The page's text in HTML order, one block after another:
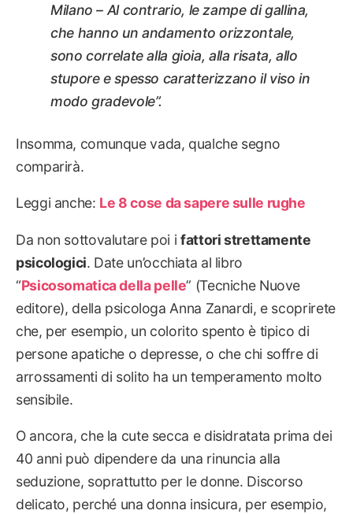
Milano – Al contrario, le zampe di gallina,
che hanno un andamento orizzontale,
sono correlate alla gioia, alla risata, allo
stupore e spesso caratterizzano il viso in
modo gradevole”.
Insomma, comunque vada, qualche segno
comparirà.
Leggi anche: Le 8 cose da sapere sulle rughe
Da non sottovalutare poi ifattori strettamente
psicologici. Date un’occhiata al libro
“Psicosomatica della pelle” (Tecniche Nuove
editore), della psicologa Anna Zanardi, e scoprirete
che, per esempio, un colorito spento è tipico di
persone apatiche o depresse, o che chi soffre di
arrossamenti di solito ha un temperamento molto
sensibile.
O ancora, che la cute secca e disidratata prima dei
40 anni può dipendere da una rinuncia alla
seduzione, soprattutto per le donne. Discorso
delicato, perché una donna insicura, per esempio,